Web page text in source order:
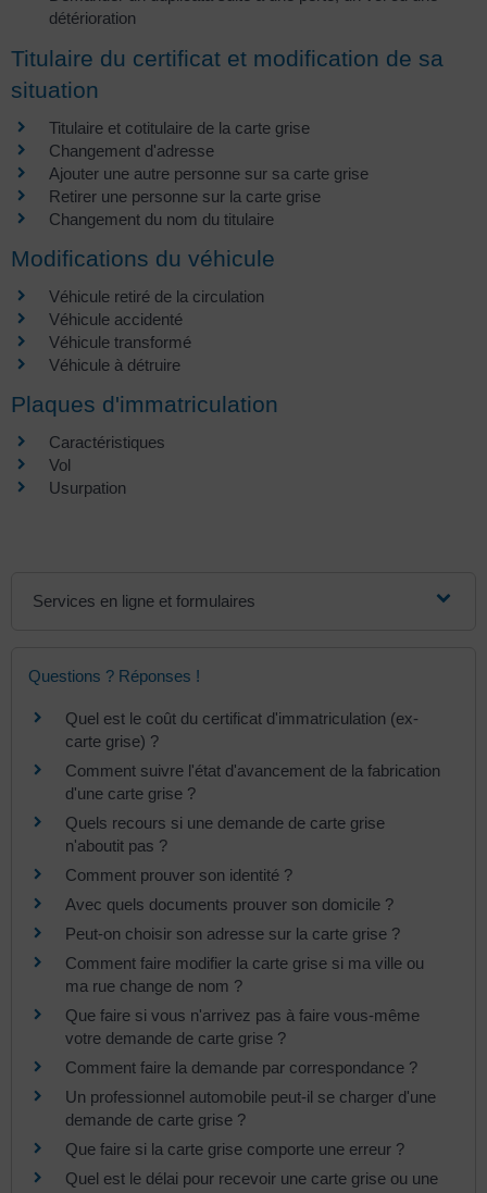
détérioration
Titulaire du certificat et modification de sa
situation
Titulaire et cotitulaire de la carte grise
Changement d'adresse
Ajouter une autre personne sur sa carte grise
Retirer une personne sur la carte grise
Changement du nom du titulaire
Modifications du véhicule
Véhicule retiré de la circulation
Véhicule accidenté
Véhicule transformé
Véhicule à détruire
Plaques d'immatriculation
Caractéristiques
Vol
Usurpation
Services en ligne et formulaires
Questions ? Réponses !
Quel est le coût du certificat d'immatriculation (ex-
carte grise) ?
Comment suivre l'état d'avancement de la fabrication
d'une carte grise ?
Quels recours si une demande de carte grise
n'aboutit pas ?
Comment prouver son identité ?
Avec quels documents prouver son domicile ?
Peut-on choisir son adresse sur la carte grise ?
Comment faire modifier la carte grise si ma ville ou
ma rue change de nom ?
Que faire si vous n'arrivez pas à faire vous-même
votre demande de carte grise ?
Comment faire la demande par correspondance ?
Un professionnel automobile peut-il se charger d'une
demande de carte grise ?
Que faire si la carte grise comporte une erreur ?
Quel est le délai pour recevoir une carte grise ou une